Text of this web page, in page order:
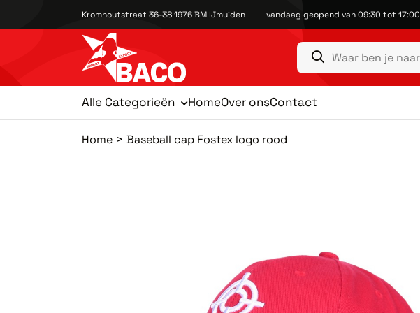
Kromhoutstraat 36-38 1976 BM IJmuiden vandaag geopend van 09:30 tot 17:00
Alle Categorieën HomeOver onsContact
Home Baseball cap Fostex logo rood